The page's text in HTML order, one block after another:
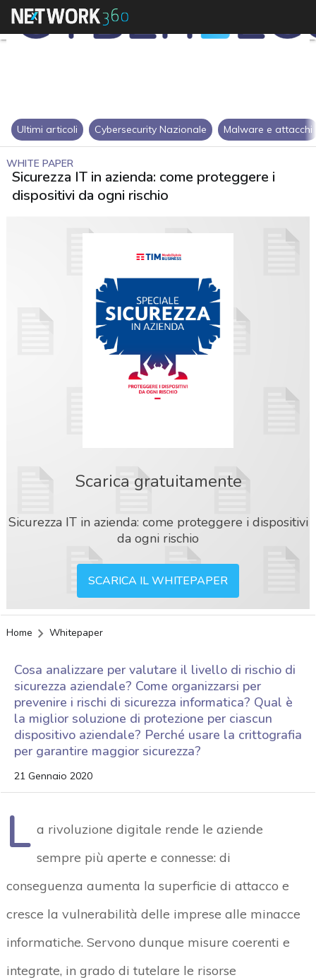
Ultimi articoli Cybersecurity Nazionale Malware e attacchi
WHITE PAPER
Sicurezza IT in azienda: come proteggere i
dispositivi da ogni rischio
Scarica gratuitamente
Sicurezza IT in azienda: come proteggere i dispositivi
da ogni rischio
SCARICA IL WHITEPAPER
Home Whitepaper
Cosa analizzare per valutare il livello di rischio di
sicurezza aziendale? Come organizzarsi per
prevenire i rischi di sicurezza informatica? Qual è
la miglior soluzione di protezione per ciascun
dispositivo aziendale? Perché usare la crittografia
per garantire maggior sicurezza?
21 Gennaio 2020
L a rivoluzione digitale rende le aziende
sempre più aperte e connesse: di
conseguenza aumenta la superficie di attacco e
cresce la vulnerabilità delle imprese alle minacce
informatiche. Servono dunque misure coerenti e
integrate, in grado di tutelare le risorse